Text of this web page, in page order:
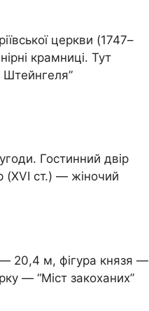
церкви (1747–
крамниці. Тут
Гостинний двір
(XVI ст.) — жіночий
20,4 м, фігура князя —
— “Міст закоханих”